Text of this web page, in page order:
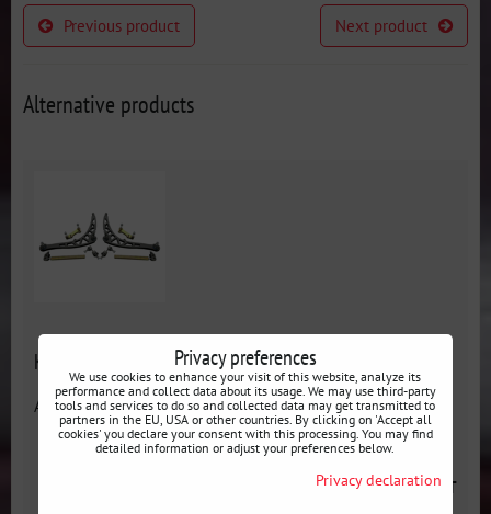
Previous product Next product
Alternative products
Kit grand angle BMW E46 - ODESA
Availability:En stock
from 522 €incl. VAT
Privacy preferences
We use cookies to enhance your visit of this website, analyze its
performance and collect data about its usage. We may use third-party
tools and services to do so and collected data may get transmitted to
partners in the EU, USA or other countries. By clicking on 'Accept all
cookies' you declare your consent with this processing. You may find
detailed information or adjust your preferences below.
Privacy declaration